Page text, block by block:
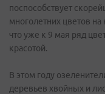
поспособствует
многолетних цветов
что уже к 9 мая ряд
красотой.
В этом году
деревьев хвойных и